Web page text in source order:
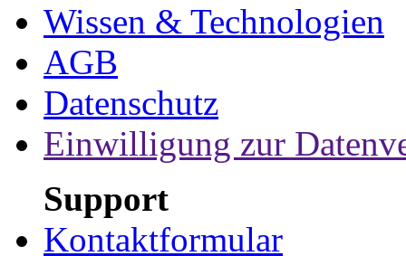
Wissen & Technologien
AGB
Datenschutz
Einwilligung zur
Support
Kontaktformular